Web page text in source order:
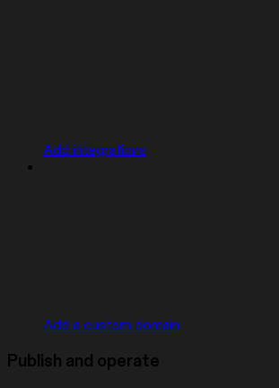
Add integrations
Add a custom domain
Publish and operate